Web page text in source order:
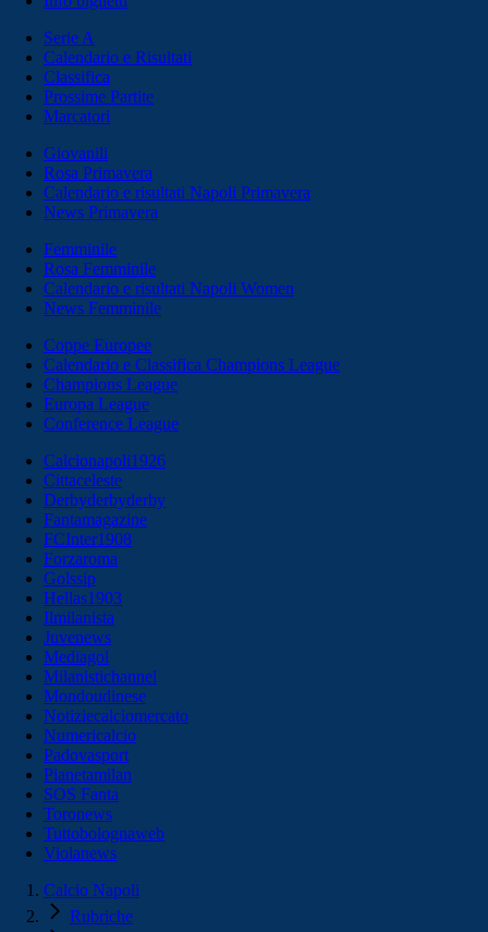
Serie A
Calendario e Risultati
Classifica
Prossime Partite
Marcatori
Giovanili
Rosa Primavera
Calendario e risultati Napoli Primavera
News Primavera
Femminile
Rosa Femminile
Calendario e risultati Napoli Women
News Femminile
Coppe Europee
Calendario e Classifica Champions League
Champions League
Europa League
Conference League
Calcionapoli1926
Cittaceleste
Derbyderbyderby
Fantamagazine
FCInter1908
Forzaroma
Golssip
Hellas1903
Ilmilanista
Juvenews
Mediagol
Milanistichannel
Mondoudinese
Notiziecalciomercato
Numericalcio
Padovasport
Pianetamilan
SOS Fanta
Toronews
Tuttobolognaweb
Violanews
Calcio Napoli
Rubriche